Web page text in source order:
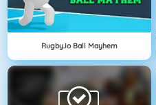
Rugby.io Ball Mayhem